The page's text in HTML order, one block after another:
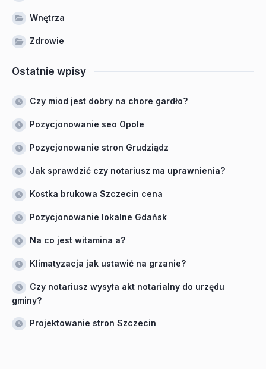
Wnętrza
Zdrowie
Ostatnie wpisy
Czy miod jest dobry na chore gardło?
Pozycjonowanie seo Opole
Pozycjonowanie stron Grudziądz
Jak sprawdzić czy notariusz ma uprawnienia?
Kostka brukowa Szczecin cena
Pozycjonowanie lokalne Gdańsk
Na co jest witamina a?
Klimatyzacja jak ustawić na grzanie?
Czy notariusz wysyła akt notarialny do urzędu
gminy?
Projektowanie stron Szczecin